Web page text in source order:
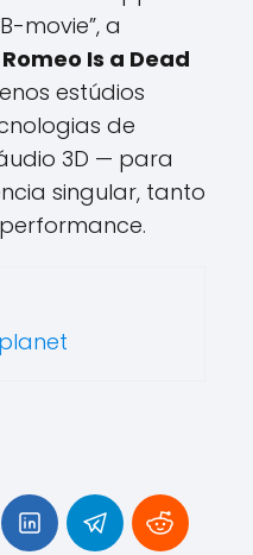
movie”, a
Romeo Is a Dead
estúdios
de
3D — para
singular, tanto